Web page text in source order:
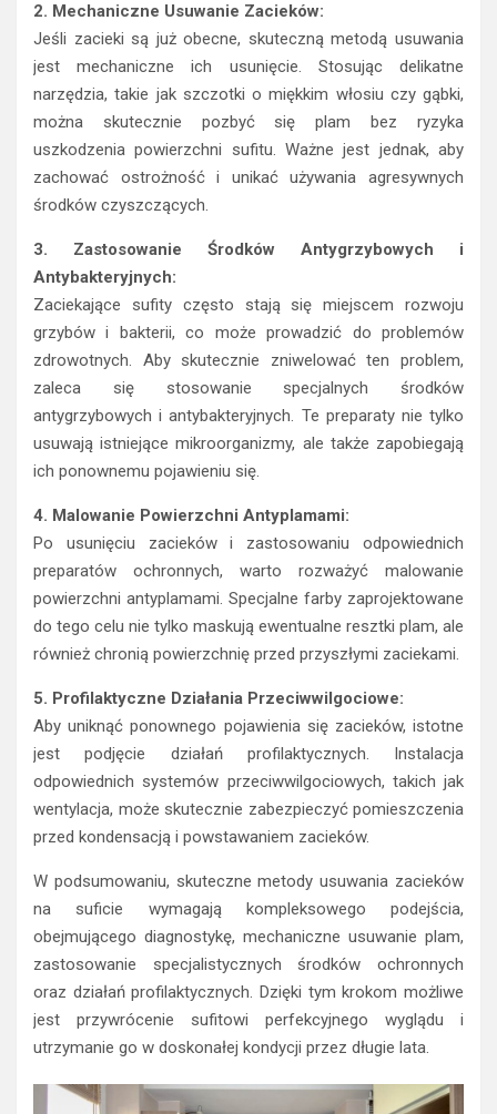
2. Mechaniczne Usuwanie Zacieków:
Jeśli zacieki są już obecne, skuteczną metodą usuwania
jest mechaniczne ich usunięcie. Stosując delikatne
narzędzia, takie jak szczotki o miękkim włosiu czy gąbki,
można skutecznie pozbyć się plam bez ryzyka
uszkodzenia powierzchni sufitu. Ważne jest jednak, aby
zachować ostrożność i unikać używania agresywnych
środków czyszczących.
3. Zastosowanie Środków Antygrzybowych i
Antybakteryjnych:
Zaciekające sufity często stają się miejscem rozwoju
grzybów i bakterii, co może prowadzić do problemów
zdrowotnych. Aby skutecznie zniwelować ten problem,
zaleca się stosowanie specjalnych środków
antygrzybowych i antybakteryjnych. Te preparaty nie tylko
usuwają istniejące mikroorganizmy, ale także zapobiegają
ich ponownemu pojawieniu się.
4. Malowanie Powierzchni Antyplamami:
Po usunięciu zacieków i zastosowaniu odpowiednich
preparatów ochronnych, warto rozważyć malowanie
powierzchni antyplamami. Specjalne farby zaprojektowane
do tego celu nie tylko maskują ewentualne resztki plam, ale
również chronią powierzchnię przed przyszłymi zaciekami.
5. Profilaktyczne Działania Przeciwwilgociowe:
Aby uniknąć ponownego pojawienia się zacieków, istotne
jest podjęcie działań profilaktycznych. Instalacja
odpowiednich systemów przeciwwilgociowych, takich jak
wentylacja, może skutecznie zabezpieczyć pomieszczenia
przed kondensacją i powstawaniem zacieków.
W podsumowaniu, skuteczne metody usuwania zacieków
na suficie wymagają kompleksowego podejścia,
obejmującego diagnostykę, mechaniczne usuwanie plam,
zastosowanie specjalistycznych środków ochronnych
oraz działań profilaktycznych. Dzięki tym krokom możliwe
jest przywrócenie sufitowi perfekcyjnego wyglądu i
utrzymanie go w doskonałej kondycji przez długie lata.